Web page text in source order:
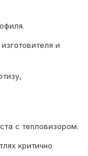
и
с тепловизором.
критично